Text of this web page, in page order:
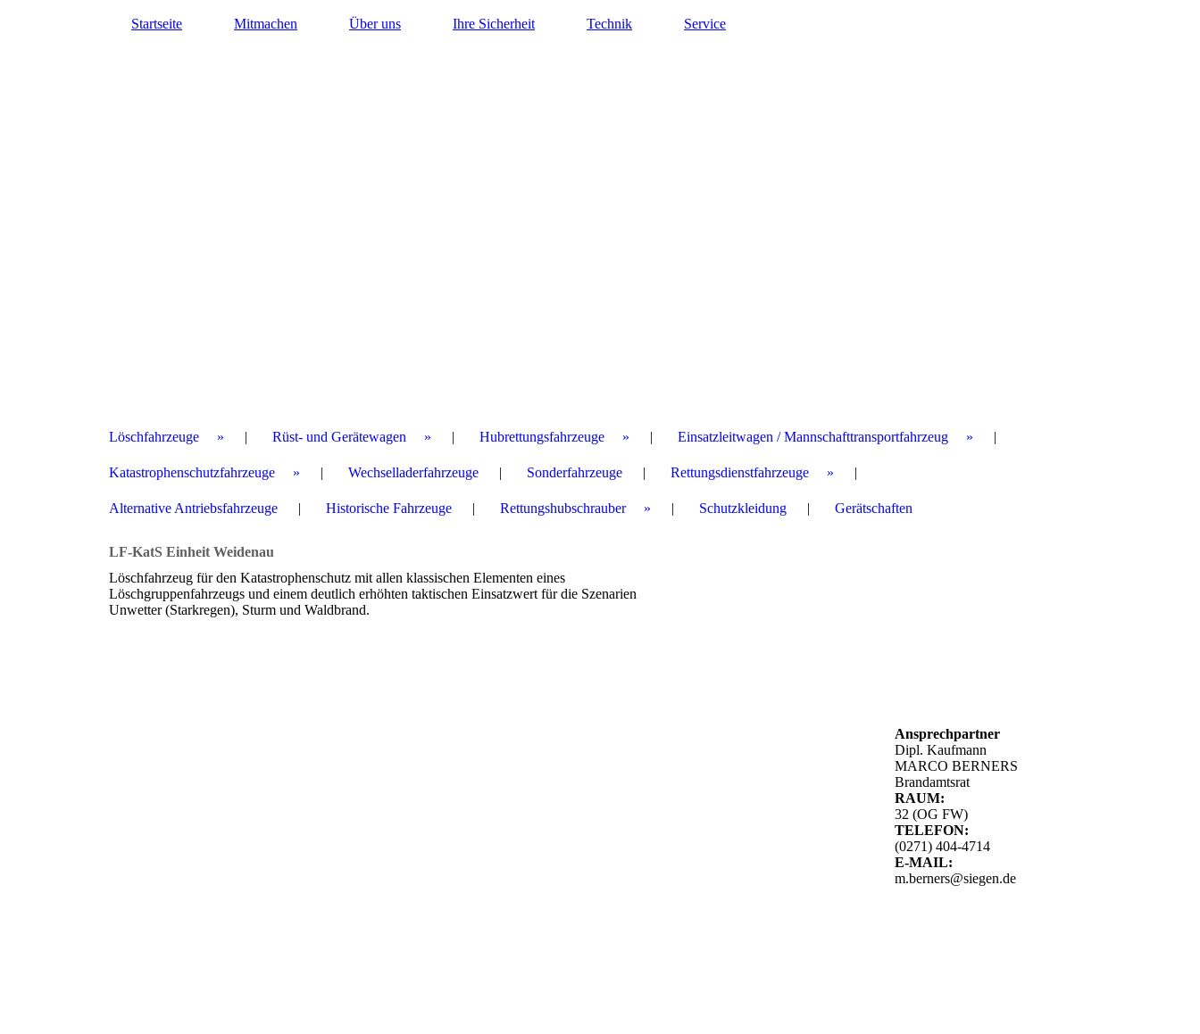
Startseite Mitmachen Über uns Ihre Sicherheit Technik Service
Löschfahrzeuge Rüst- und Gerätewagen Hubrettungsfahrzeuge Einsatzleitwagen / Mannschafttransportfahrzeug
Katastrophenschutzfahrzeuge Wechselladerfahrzeuge Sonderfahrzeuge Rettungsdienstfahrzeuge
Alternative Antriebsfahrzeuge Historische Fahrzeuge Rettungshubschrauber Schutzkleidung Gerätschaften
LF-KatS Einheit Weidenau
Löschfahrzeug für den Katastrophenschutz mit allen klassischen Elementen eines
Löschgruppenfahrzeugs und einem deutlich erhöhten taktischen Einsatzwert für die Szenarien
Unwetter (Starkregen), Sturm und Waldbrand.
Ansprechpartner
Dipl. Kaufmann
MARCO BERNERS
Brandamtsrat
RAUM:
32 (OG FW)
TELEFON:
(0271) 404-4714
E-MAIL:
m.berners@siegen.de